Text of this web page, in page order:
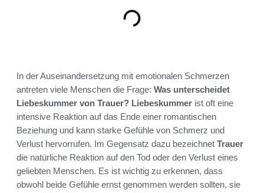
In der Auseinandersetzung mit emotionalen Schmerzen
antreten viele Menschen die Frage: Was unterscheidet
Liebeskummer von Trauer? Liebeskummer ist oft eine
intensive Reaktion auf das Ende einer romantischen
Beziehung und kann starke Gefühle von Schmerz und
Verlust hervorrufen. Im Gegensatz dazu bezeichnet Trauer
die natürliche Reaktion auf den Tod oder den Verlust eines
geliebten Menschen. Es ist wichtig zu erkennen, dass
obwohl beide Gefühle ernst genommen werden sollten, sie